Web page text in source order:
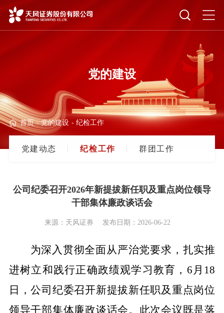
党的建设
首页 - 党的建设 - 纪检工作
党建动态 纪检工作 群 团 工 作
公司纪委召开2026年新提拔新任职及重点岗位领导
干部集体廉政谈话会
来源：天风证券 发布日期：2026-06-22
为深入贯彻全面从严治党要求，扎实推
进树立和践行正确政绩观学习教育， 6 月 18
日，公司纪委召开新提拔新任职及重点岗位
领导干部集体廉政谈话会。此次会议既是落